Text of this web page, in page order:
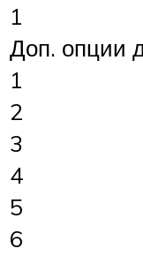
1
Доп. опции
1
2
3
4
5
6